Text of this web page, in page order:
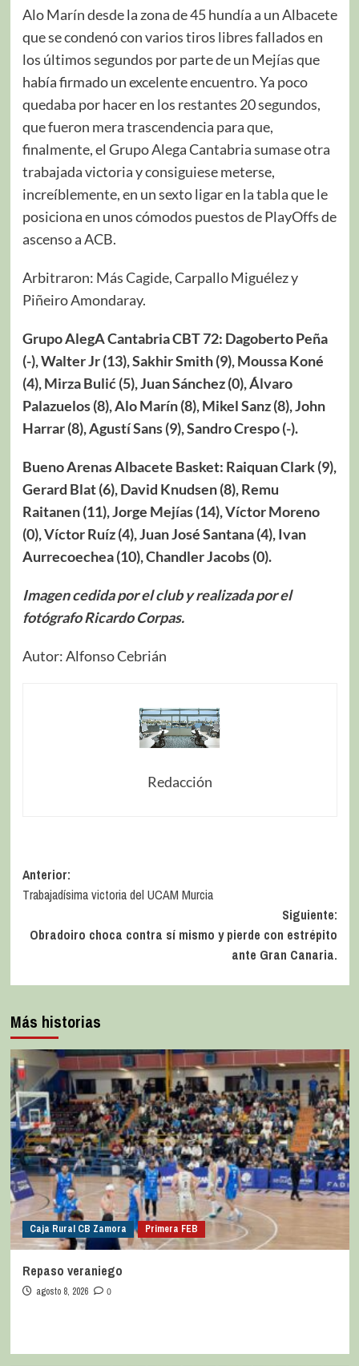
Alo Marín desde la zona de 45 hundía a un Albacete
que se condenó con varios tiros libres fallados en
los últimos segundos por parte de un Mejías que
había firmado un excelente encuentro. Ya poco
quedaba por hacer en los restantes 20 segundos,
que fueron mera trascendencia para que,
finalmente, el Grupo Alega Cantabria sumase otra
trabajada victoria y consiguiese meterse,
increíblemente, en un sexto ligar en la tabla que le
posiciona en unos cómodos puestos de PlayOffs de
ascenso a ACB.
Arbitraron: Más Cagide, Carpallo Miguélez y
Piñeiro Amondaray.
Grupo AlegA Cantabria CBT 72: Dagoberto Peña
(-), Walter Jr (13), Sakhir Smith (9), Moussa Koné
(4), Mirza Bulić (5), Juan Sánchez (0), Álvaro
Palazuelos (8), Alo Marín (8), Mikel Sanz (8), John
Harrar (8), Agustí Sans (9), Sandro Crespo (-).
Bueno Arenas Albacete Basket: Raiquan Clark (9),
Gerard Blat (6), David Knudsen (8), Remu
Raitanen (11), Jorge Mejías (14), Víctor Moreno
(0), Víctor Ruíz (4), Juan José Santana (4), Ivan
Aurrecoechea (10), Chandler Jacobs (0).
Imagen cedida por el club y realizada por el
fotógrafo Ricardo Corpas.
Autor: Alfonso Cebrián
Redacción
Anterior:
Trabajadísima victoria del UCAM Murcia
Siguiente:
Obradoiro choca contra sí mismo y pierde con estrépito
ante Gran Canaria.
Más historias
Caja Rural CB Zamora Primera FEB
Repaso veraniego
agosto 8, 2026 0